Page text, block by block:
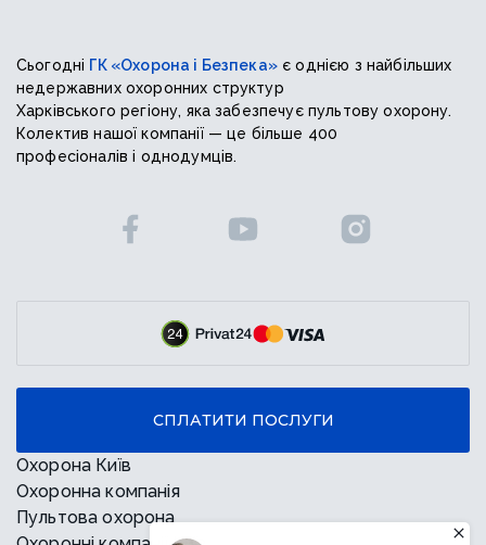
Сьогодні ГК «Охорона і Безпека»є однією з найбільших
недержавних охоронних структур
Харківського регіону, яка забезпечує пультову охорону.
Колектив нашої компанії — це більше 400
професіоналів і однодумців.
СПЛАТИТИ ПОСЛУГИ
Охорона Київ
Охоронна компанія
Пультова охорона